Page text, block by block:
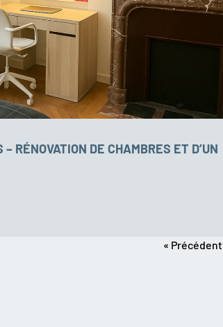
RÉNOVATION DE CHAMBRES ET D’UN
« Précédent